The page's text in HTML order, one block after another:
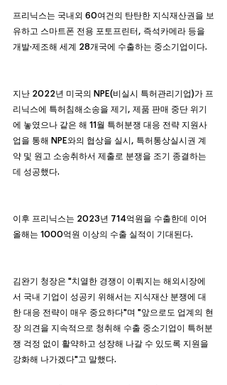
프리닉스는 국내외 60여건의 탄탄한 지식재산권을 보
유하고 스마트폰 전용 포토프린터, 즉석카메라 등을
개발·제조해 세계 28개국에 수출하는 중소기업이다.
지난 2022년 미국의 NPE(비실시 특허관리기업)가 프
리닉스에 특허침해소송을 제기, 제품 판매 중단 위기
에 놓였으나 같은 해 11월 특허분쟁 대응 전략 지원사
업을 통해 NPE와의 협상을 실시, 특허통상실시권 계
약 및 원고 소송취하서 제출로 분쟁을 조기 종결하는
데 성공했다.
이후 프리닉스는 2023년 714억원을 수출한데 이어
올해는 1000억원 이상의 수출 실적이 기대된다.
김완기 청장은 "치열한 경쟁이 이뤄지는 해외시장에
서 국내 기업이 성공키 위해서는 지식재산 분쟁에 대
한 대응 전략이 매우 중요하다"며 "앞으로도 업계의 현
장 의견을 지속적으로 청취해 수출 중소기업이 특허분
쟁 걱정 없이 활약하고 성장해 나갈 수 있도록 지원을
강화해 나가겠다"고 말했다.